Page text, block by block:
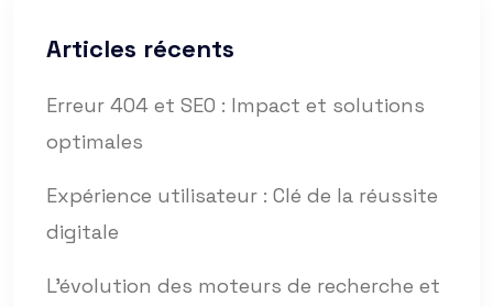
Articles récents
Erreur 404 et SEO : Impact et solutions
optimales
Expérience utilisateur : Clé de la réussite
digitale
L’évolution des moteurs de recherche et